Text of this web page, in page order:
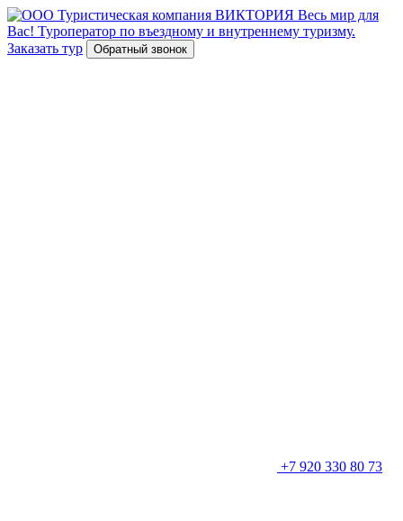
Весь мир для
Вас! Туроператор по въездному и внутреннему туризму.
Заказать тур
Обратный звонок
+7 920 330 80 73